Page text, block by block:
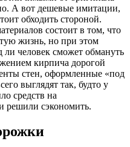
А вот дешевые имитации,
обходить стороной.
состоит в том, что
жизнь, но при этом
ли человек сможет обмануть
кирпича дорогой
стен, оформленные «под
выглядят так, будто у
средств на
решили сэкономить.